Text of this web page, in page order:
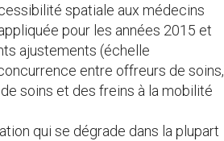
spatiale aux médecins
pour les années 2015 et
ajustements (échelle
entre offreurs de soins,
soins et des freins à la mobilité
qui se dégrade dans la plupart